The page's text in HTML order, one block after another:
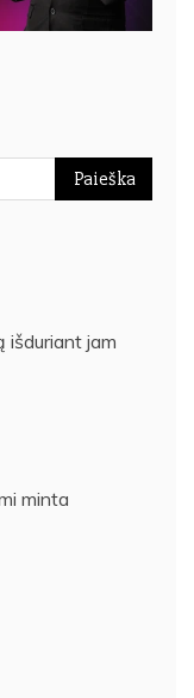
išduriant jam
minta